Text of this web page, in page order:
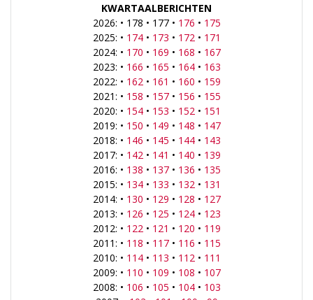
KWARTAALBERICHTEN
2026: • 178 • 177 • 176 • 175
2025: • 174• 173 • 172 • 171
2024: • 170 • 169 • 168 • 167
2023: • 166 • 165 • 164• 163
2022: • 162 • 161 • 160 • 159
2021: • 158 • 157• 156 • 155
2020: • 154• 153 • 152 • 151
2019: • 150 • 149 • 148 • 147
2018: • 146 • 145 • 144• 143
2017: • 142 • 141 • 140 • 139
2016: • 138 • 137• 136 • 135
2015: • 134• 133 • 132 • 131
2014: • 130 • 129 • 128 • 127
2013: • 126 • 125 • 124• 123
2012: • 122 • 121 • 120 • 119
2011: • 118 • 117• 116 • 115
2010: • 114• 113 • 112 • 111
2009: • 110 • 109 • 108 • 107
2008: • 106 • 105 • 104• 103